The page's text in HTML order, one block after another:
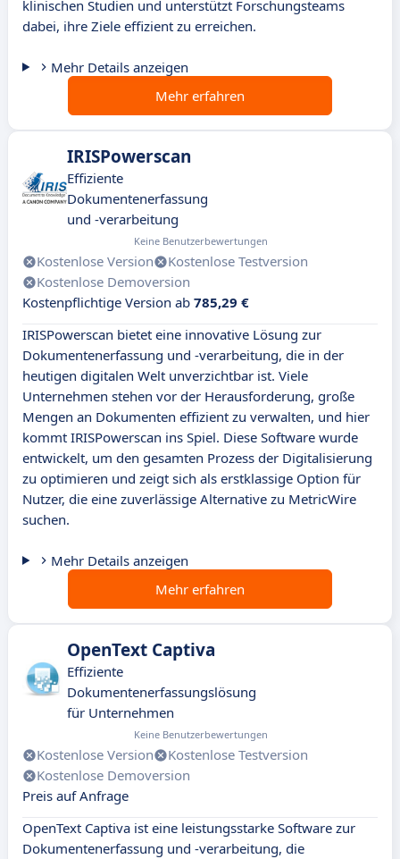
klinischen Studien und unterstützt Forschungsteams
dabei, ihre Ziele effizient zu erreichen.
Mehr Details anzeigen
Mehr erfahren
IRISPowerscan
Effiziente
Dokumentenerfassung
und -verarbeitung
Keine Benutzerbewertungen
Kostenlose Version
Kostenlose Testversion
Kostenlose Demoversion
Kostenpflichtige Version ab 785,29 €
IRISPowerscan bietet eine innovative Lösung zur
Dokumentenerfassung und -verarbeitung, die in der
heutigen digitalen Welt unverzichtbar ist. Viele
Unternehmen stehen vor der Herausforderung, große
Mengen an Dokumenten effizient zu verwalten, und hier
kommt IRISPowerscan ins Spiel. Diese Software wurde
entwickelt, um den gesamten Prozess der Digitalisierung
zu optimieren und zeigt sich als erstklassige Option für
Nutzer, die eine zuverlässige Alternative zu MetricWire
suchen.
Mehr Details anzeigen
Mehr erfahren
OpenText Captiva
Effiziente
Dokumentenerfassungslösung
für Unternehmen
Keine Benutzerbewertungen
Kostenlose Version
Kostenlose Testversion
Kostenlose Demoversion
Preis auf Anfrage
OpenText Captiva ist eine leistungsstarke Software zur
Dokumentenerfassung und -verarbeitung, die